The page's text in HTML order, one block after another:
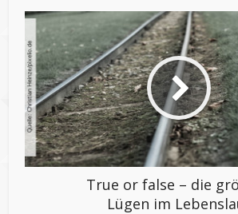
True or false – die
Lügen im